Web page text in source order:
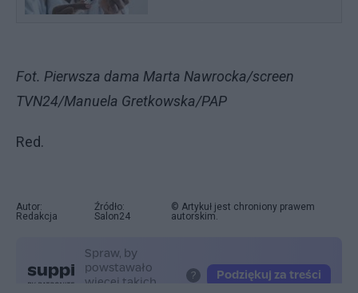
Fot. Pierwsza dama Marta Nawrocka/screen
TVN24/Manuela Gretkowska/PAP
Red.
Autor:
Redakcja
Źródło:
Salon24
© Artykuł jest chroniony prawem
autorskim.